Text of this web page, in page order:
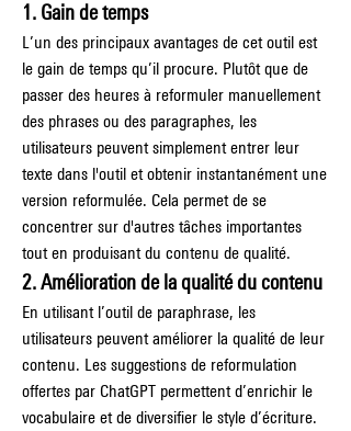
1. Gain de temps
L’un des principaux avantages de cet outil est
le gain de temps qu’il procure. Plutôt que de
passer des heures à reformuler manuellement
des phrases ou des paragraphes, les
utilisateurs peuvent simplement entrer leur
texte dans l'outil et obtenir instantanément une
version reformulée. Cela permet de se
concentrer sur d'autres tâches importantes
tout en produisant du contenu de qualité.
2. Amélioration de la qualité du contenu
En utilisant l’outil de paraphrase, les
utilisateurs peuvent améliorer la qualité de leur
contenu. Les suggestions de reformulation
offertes par ChatGPT permettent d’enrichir le
vocabulaire et de diversifier le style d’écriture.